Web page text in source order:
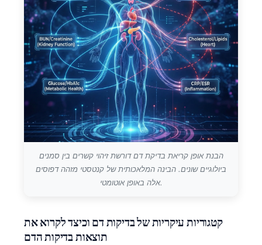
הבנת אופן קריאת בדיקת דם דורשת זיהוי קשרים בין סמנים
ביולוגיים שונים. הבינה המלאכותית של קנטסטי מזהה דפוסים
אלה באופן אוטומטי.
קטגוריות עיקריות של בדיקות דם וכיצד לקרוא את
תוצאות בדיקות הדם